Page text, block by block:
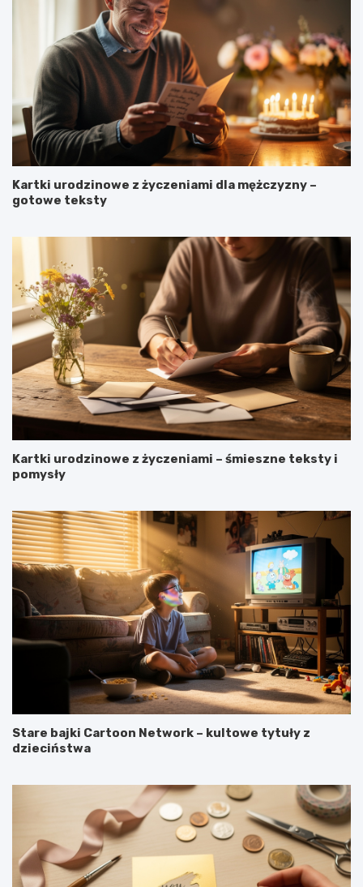
Kartki urodzinowe z życzeniami dla mężczyzny –
gotowe teksty
Kartki urodzinowe z życzeniami – śmieszne teksty i
pomysły
Stare bajki Cartoon Network – kultowe tytuły z
dzieciństwa